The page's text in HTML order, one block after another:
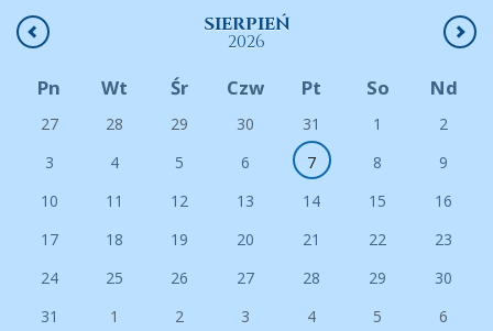
SIERPIEŃ
2026
Pn Wt Śr Czw Pt So Nd
27 28 29 30 31 1
2
3
4 5 6 7 8
9
10
11 12 13 14 15
16
17
18 19 20 21 22
23
24
25 26 27 28 29
30
31
1 2 3 4 5 6